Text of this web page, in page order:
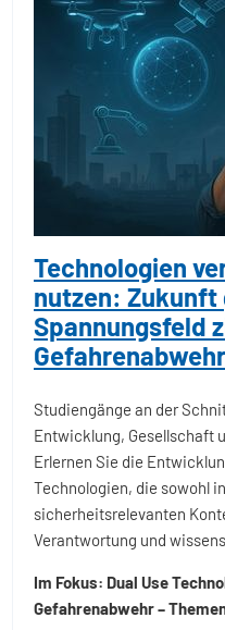
Technologien
nutzen:
Spannungsfeld
Gefahrenabwehr
Studiengänge an der
Entwicklung, Gesellschaft
Erlernen Sie die
Technologien, die sowohl
sicherheitsrelevanten
Verantwortung und
Im Fokus: Dual Use
Gefahrenabwehr –